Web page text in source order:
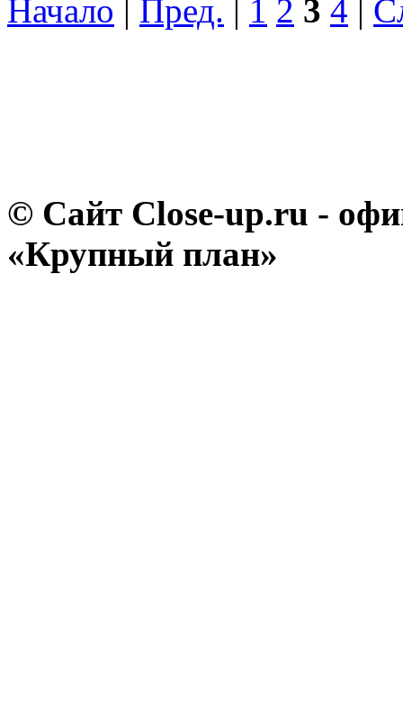
Начало | Пред. | 1 2 3 4 |
© Сайт Close-up.ru -
«Крупный план»